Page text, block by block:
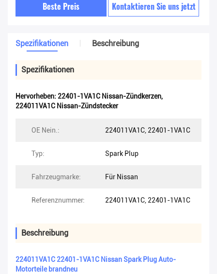
Beste Preis Kontaktieren Sie uns jetzt
Spezifikationen Beschreibung
Spezifikationen
Hervorheben: 22401-1VA1C Nissan-Zündkerzen,
224011VA1C Nissan-Zündstecker
OE Nein.: 224011VA1C, 22401-1VA1C
Typ: Spark Plup
Fahrzeugmarke: Für Nissan
Referenznummer: 224011VA1C, 22401-1VA1C
Beschreibung
224011VA1C 22401-1VA1C Nissan Spark Plug Auto-
Motorteile brandneu